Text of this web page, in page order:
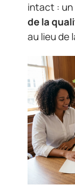
intact : un
de la
au lieu de